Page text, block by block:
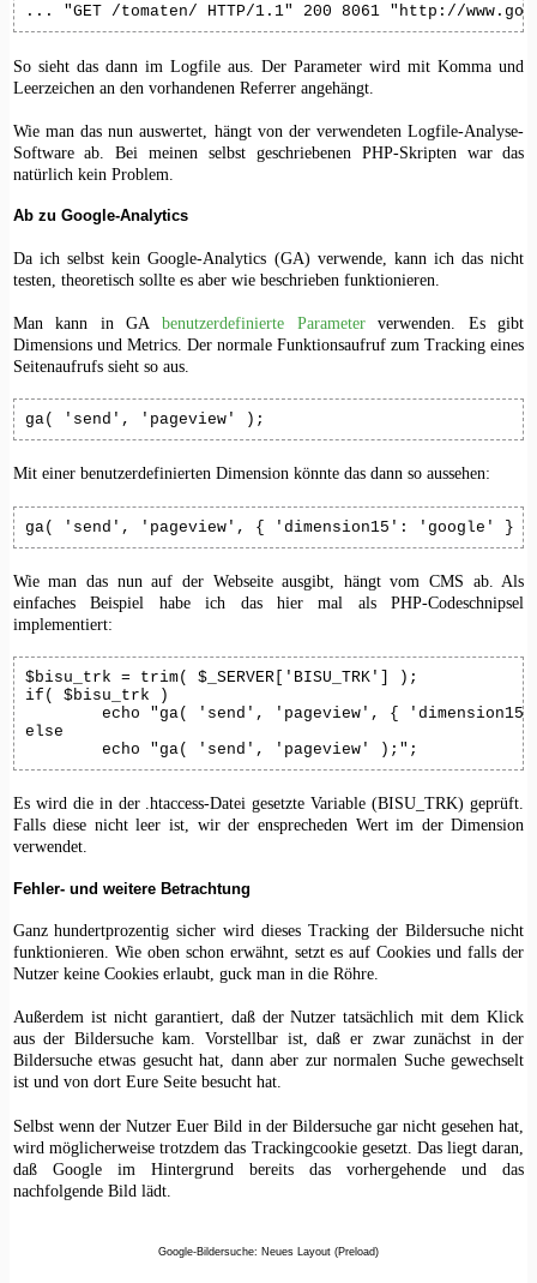
... "GET /tomaten/ HTTP/1.1" 200 8061 "http://
So sieht das dann im Logfile aus. Der Parameter wird mit Komma und
Leerzeichen an den vorhandenen Referrer angehängt.
Wie man das nun auswertet, hängt von der verwendeten Logfile-Analyse-
Software ab. Bei meinen selbst geschriebenen PHP-Skripten war das
natürlich kein Problem.
Ab zu Google-Analytics
Da ich selbst kein Google-Analytics (GA) verwende, kann ich das nicht
testen, theoretisch sollte es aber wie beschrieben funktionieren.
Man kann in GA benutzerdefinierte Parameterverwenden. Es gibt
Dimensions und Metrics. Der normale Funktionsaufruf zum Tracking eines
Seitenaufrufs sieht so aus.
ga( 'send', 'pageview' );
Mit einer benutzerdefinierten Dimension könnte das dann so aussehen:
ga( 'send', 'pageview', { 'dimension15': 'google' }
Wie man das nun auf der Webseite ausgibt, hängt vom CMS ab. Als
einfaches Beispiel habe ich das hier mal als PHP-Codeschnipsel
implementiert:
$bisu_trk = trim( $_SERVER['BISU_TRK'] );
if( $bisu_trk )
else
	echo "ga( 'send', 'pageview' );";
Es wird die in der .htaccess-Datei gesetzte Variable (BISU_TRK) geprüft.
Falls diese nicht leer ist, wir der ensprecheden Wert im der Dimension
verwendet.
Fehler- und weitere Betrachtung
Ganz hundertprozentig sicher wird dieses Tracking der Bildersuche nicht
funktionieren. Wie oben schon erwähnt, setzt es auf Cookies und falls der
Nutzer keine Cookies erlaubt, guck man in die Röhre.
Außerdem ist nicht garantiert, daß der Nutzer tatsächlich mit dem Klick
aus der Bildersuche kam. Vorstellbar ist, daß er zwar zunächst in der
Bildersuche etwas gesucht hat, dann aber zur normalen Suche gewechselt
ist und von dort Eure Seite besucht hat.
Selbst wenn der Nutzer Euer Bild in der Bildersuche gar nicht gesehen hat,
wird möglicherweise trotzdem das Trackingcookie gesetzt. Das liegt daran,
daß Google im Hintergrund bereits das vorhergehende und das
nachfolgende Bild lädt.
Google-Bildersuche: Neues Layout (Preload)